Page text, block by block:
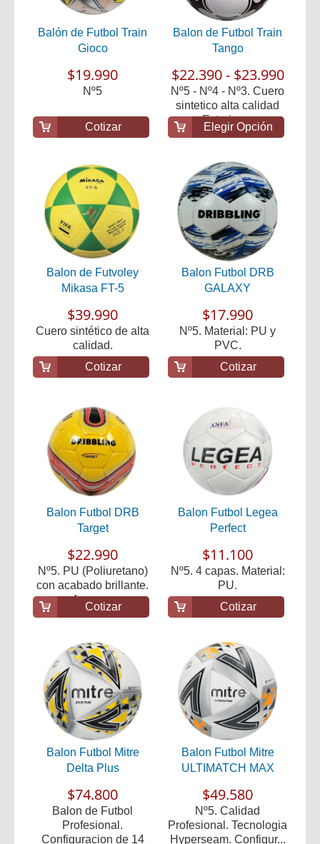
Balón de Futbol Train
Gioco
$19.990
Nº5
Cotizar
Balon de Futbol Train
Tango
$22.390 - $23.990
Nº5 - Nº4 - Nº3. Cuero
sintetico alta calidad
Exterior ...
Elegir Opción
Balon de Futvoley
Mikasa FT-5
$39.990
Cuero sintético de alta
calidad.
Cotizar
Balon Futbol DRB
GALAXY
$17.990
Nº5. Material: PU y
PVC.
Cotizar
Balon Futbol DRB
Target
$22.990
Nº5. PU (Poliuretano)
con acabado brillante.
4 capas.
Cotizar
Balon Futbol Legea
Perfect
$11.100
Nº5. 4 capas. Material:
PU.
Cotizar
Balon Futbol Mitre
Delta Plus
$74.800
Balon de Futbol
Profesional.
Configuracion de 14
Balon Futbol Mitre
ULTIMATCH MAX
$49.580
Nº5. Calidad
Profesional. Tecnologia
Hyperseam. Configur...